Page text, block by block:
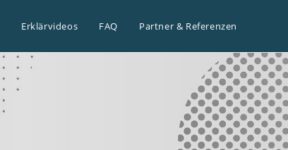
Erklärvideos FAQ Partner & Referenzen